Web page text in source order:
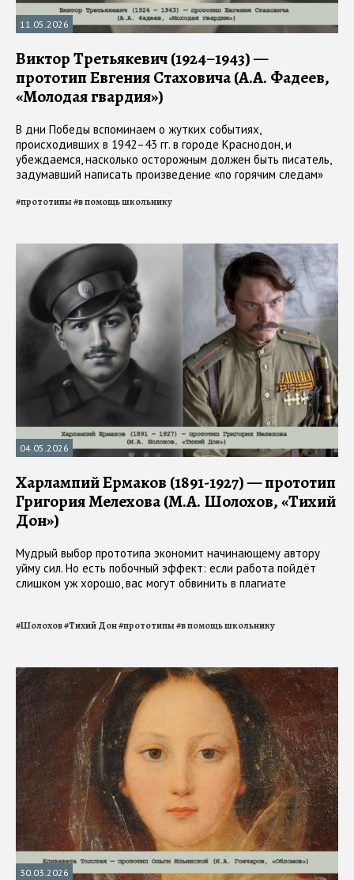
11.05.2026
Виктор Третьякевич (1924–1943) —
прототип Евгения Стаховича (А.А. Фадеев,
«Молодая гвардия»)
В дни Победы вспоминаем о жутких событиях,
происходивших в 1942–43 гг. в городе Краснодон, и
убеждаемся, насколько осторожным должен быть писатель,
задумавший написать произведение «по горячим следам»
#прототипы#в помощь школьнику
04.05.2026
Харлампий Ермаков (1891-1927) — прототип
Григория Мелехова (М.А. Шолохов, «Тихий
Дон»)
Мудрый выбор прототипа экономит начинающему автору
уйму сил. Но есть побочный эффект: если работа пойдёт
слишком уж хорошо, вас могут обвинить в плагиате
#Шолохов#Тихий Дон#прототипы#в помощь школьнику
30.03.2026